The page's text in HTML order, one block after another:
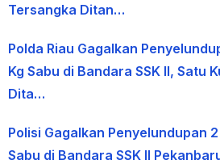
Tersangka Ditan…
Polda Riau Gagalkan
Kg Sabu di Bandara SSK II, Satu
Dita…
Polisi Gagalkan Penyelundupan 2
Sabu di Bandara SSK II